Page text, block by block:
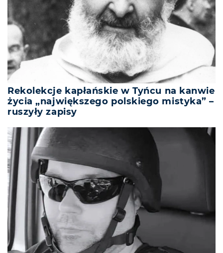
Rekolekcje kapłańskie w Tyńcu na kanwie
życia „największego polskiego mistyka” –
ruszyły zapisy